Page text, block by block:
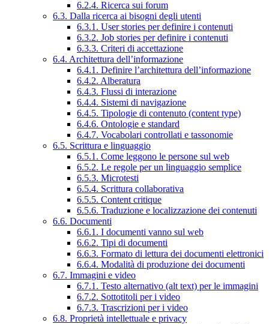
6.2.4. Ricerca sui forum
6.3. Dalla ricerca ai bisogni degli utenti
6.3.1. User stories per definire i contenuti
6.3.2. Job stories per definire i contenuti
6.3.3. Criteri di accettazione
6.4. Architettura dell’informazione
6.4.1. Definire l’architettura dell’informazione
6.4.2. Alberatura
6.4.3. Flussi di interazione
6.4.4. Sistemi di navigazione
6.4.5. Tipologie di contenuto (content type)
6.4.6. Ontologie e standard
6.4.7. Vocabolari controllati e tassonomie
6.5. Scrittura e linguaggio
6.5.1. Come leggono le persone sul web
6.5.2. Le regole per un linguaggio semplice
6.5.3. Microtesti
6.5.4. Scrittura collaborativa
6.5.5. Content critique
6.5.6. Traduzione e localizzazione dei contenuti
6.6. Documenti
6.6.1. I documenti vanno sul web
6.6.2. Tipi di documenti
6.6.3. Formato di lettura dei documenti elettronici
6.6.4. Modalità di produzione dei documenti
6.7. Immagini e video
6.7.1. Testo alternativo (alt text) per le immagini
6.7.2. Sottotitoli per i video
6.7.3. Trascrizioni per i video
6.8. Proprietà intellettuale e privacy